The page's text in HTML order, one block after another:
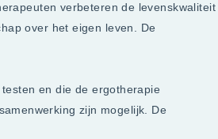
verbeteren de levenskwaliteit
over het eigen leven. De
en die de ergotherapie
zijn mogelijk. De